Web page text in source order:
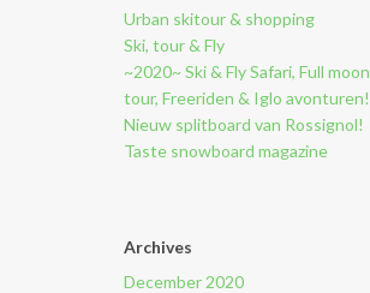
Urban skitour & shopping
Ski, tour & Fly
~2020~ Ski & Fly Safari, Full moon
tour, Freeriden & Iglo avonturen!
Nieuw splitboard van Rossignol!
Taste snowboard magazine
Archives
December 2020